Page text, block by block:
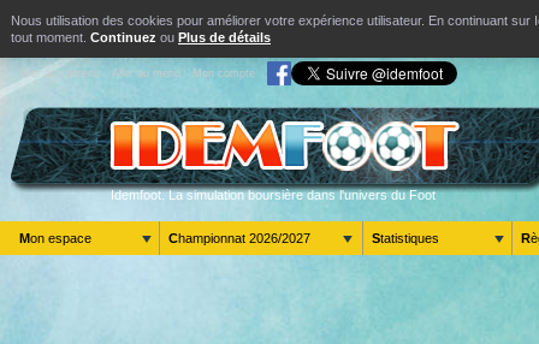
Nous utilisation des cookies pour améliorer votre expérience utilisateur. En continuant
tout moment. Continuez ou Plus de détails
Aller au contenu Aller au menu Mon compte
Idemfoot. La simulation boursière dans l'univers du Foot
Mon espace Championnat 2026/2027 Statistiques